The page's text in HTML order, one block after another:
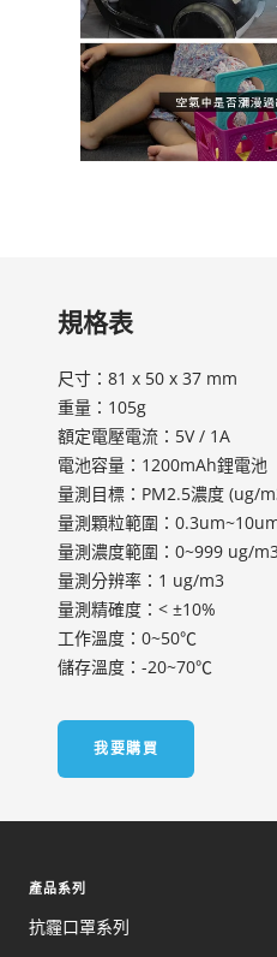
規格表
尺寸：81 x 50 x 37 mm
重量：105g
額定電壓電流：5V / 1A
電池容量：1200mAh鋰電池
量測目標：PM2.5濃度 (ug/
量測顆粒範圍：
量測濃度範圍：0~999 ug/m3
量測分辨率：1 ug/m3
量測精確度：< ±10%
工作溫度：0~50℃
儲存溫度：-20~70℃
我要購買
產品系列
抗霾口罩系列